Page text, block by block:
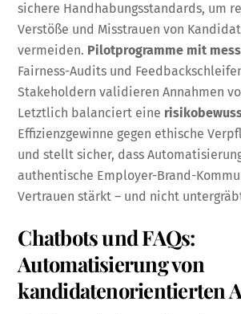
sichere Handhabungsstandards, um
Verstöße und Misstrauen von
vermeiden. Pilotprogramme mit
Fairness-Audits und
Stakeholdern validieren Annahmen
Letztlich balanciert eine
Effizienzgewinne gegen ethische
und stellt sicher, dass
authentische Employer-Brand-
Vertrauen stärkt – und nicht
Chatbots und FAQs:
Automatisierung von
kandidatenorientierten